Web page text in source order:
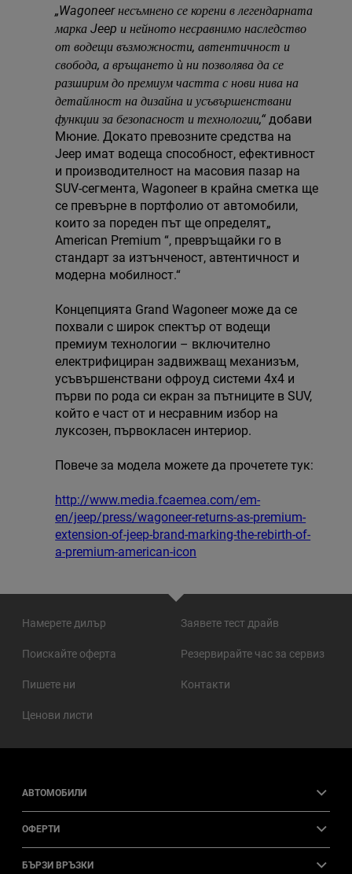
„Wagoneer несъмнено се корени в легендарната
марка Jeep и нейното несравнимо наследство
от водещи възможности, автентичност и
свобода, а връщането ѝ ни позволява да се
разширим до премиум частта с нови нива на
детайлност на дизайна и усъвършенствани
функции за безопасност и технологии,“добави
Мюние. Докато превозните средства на
Jeep имат водеща способност, ефективност
и производителност на масовия пазар на
SUV-сегмента, Wagoneer в крайна сметка ще
се превърне в портфолио от автомобили,
които за пореден път ще определят„
American Premium “, превръщайки го в
стандарт за изтънченост, автентичност и
модерна мобилност.“
Концепцията Grand Wagoneer може да се
похвали с широк спектър от водещи
премиум технологии – включително
електрифициран задвижващ механизъм,
усъвършенствани офроуд системи 4х4 и
първи по рода си екран за пътниците в SUV,
който е част от и несравним избор на
луксозен, първокласен интериор.
Повече за модела можете да прочетете тук:
http://www.media.fcaemea.com/em-
en/jeep/press/wagoneer-returns-as-premium-
extension-of-jeep-brand-marking-the-rebirth-of-
a-premium-american-icon
Намерете дилър Заявете тест драйв
Поискайте оферта Резервирайте час за сервиз
Пишете ни Контакти
Ценови листи
АВТОМОБИЛИ
ОФЕРТИ
БЪРЗИ ВРЪЗКИ